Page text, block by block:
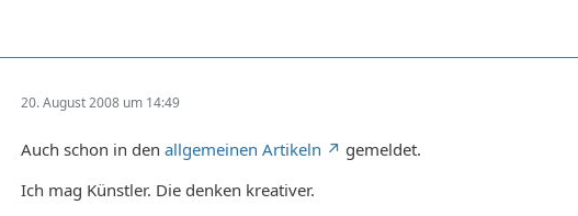
20. August 2008 um 14:49
Auch schon in den allgemeinen Artikeln
gemeldet.
Ich mag Künstler. Die denken kreativer.